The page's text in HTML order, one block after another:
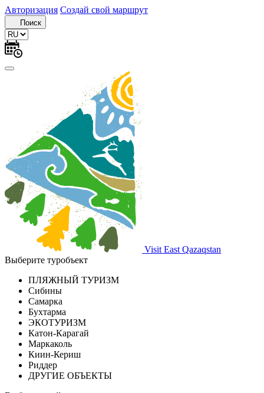
Авторизация Создай свой маршрут
Поиск
Visit East Qazaqstan
Выберите туробъект
ПЛЯЖНЫЙ ТУРИЗМ
Сибины
Самарка
Бухтарма
ЭКОТУРИЗМ
Катон-Карагай
Маркаколь
Киин-Кериш
Риддер
ДРУГИЕ ОБЪЕКТЫ